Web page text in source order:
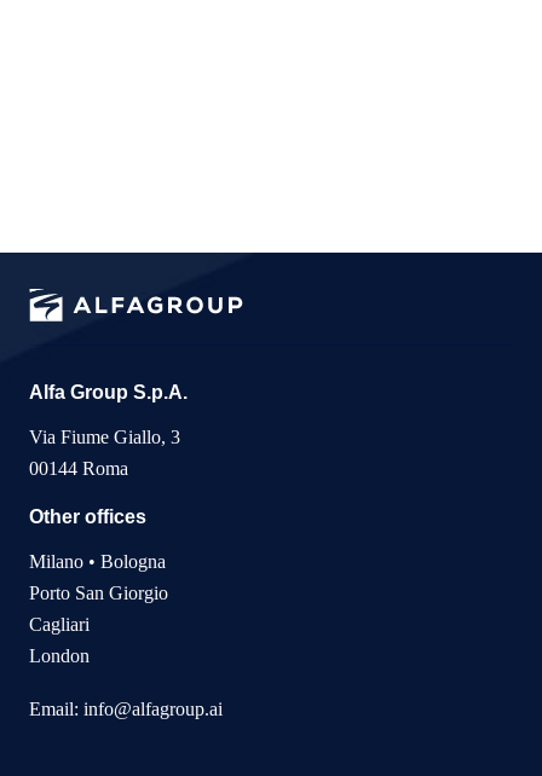
Alfa Group S.p.A.
Via Fiume Giallo, 3
00144 Roma
Other offices
Milano • Bologna
Porto San Giorgio
Cagliari
London
Email: info@alfagroup.ai